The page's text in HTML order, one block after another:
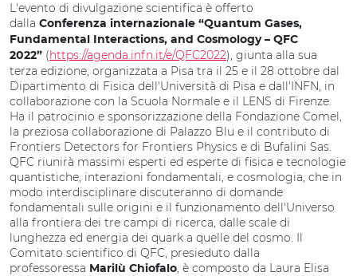
L'evento di divulgazione scientifica è offerto
dalla Conferenza internazionale “Quantum Gases,
Fundamental Interactions, and Cosmology – QFC
2022” (https://agenda.infn.it/e/QFC2022), giunta alla sua
terza edizione, organizzata a Pisa tra il 25 e il 28 ottobre dal
Dipartimento di Fisica dell'Università di Pisa e dall'INFN, in
collaborazione con la Scuola Normale e il LENS di Firenze.
Ha il patrocinio e sponsorizzazione della Fondazione Comel,
la preziosa collaborazione di Palazzo Blu e il contributo di
Frontiers Detectors for Frontiers Physics e di Bufalini Sas.
QFC riunirà massimi esperti ed esperte di fisica e tecnologie
quantistiche, interazioni fondamentali, e cosmologia, che in
modo interdisciplinare discuteranno di domande
fondamentali sulle origini e il funzionamento dell'Universo
alla frontiera dei tre campi di ricerca, dalle scale di
lunghezza ed energia dei quark a quelle del cosmo. Il
Comitato scientifico di QFC, presieduto dalla
professoressa Marilù Chiofalo, è composto da Laura Elisa